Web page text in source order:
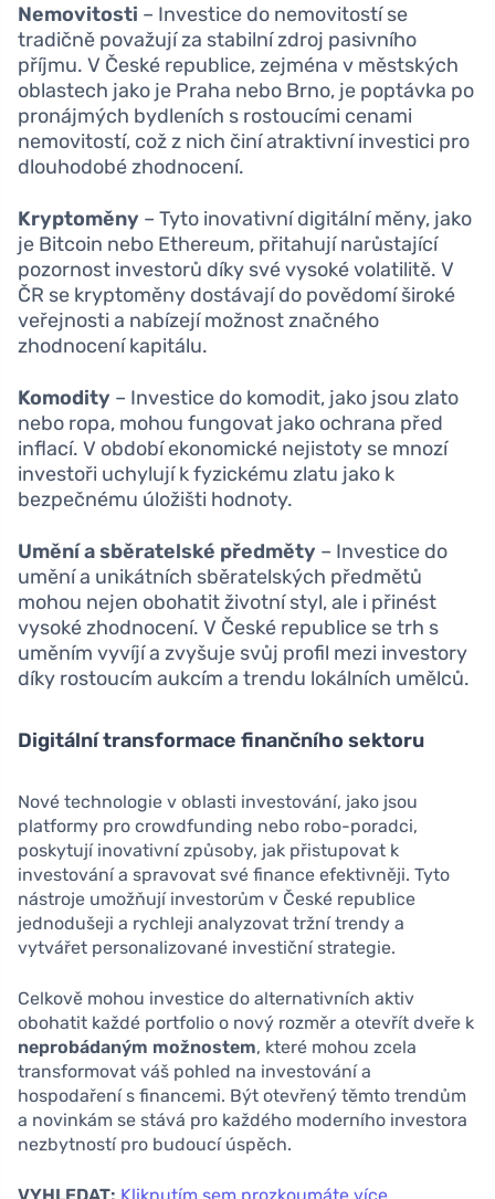
Nemovitosti – Investice do nemovitostí se
tradičně považují za stabilní zdroj pasivního
příjmu. V České republice, zejména v městských
oblastech jako je Praha nebo Brno, je poptávka po
pronájmých bydleních s rostoucími cenami
nemovitostí, což z nich činí atraktivní investici pro
dlouhodobé zhodnocení.
Kryptoměny – Tyto inovativní digitální měny, jako
je Bitcoin nebo Ethereum, přitahují narůstající
pozornost investorů díky své vysoké volatilitě. V
ČR se kryptoměny dostávají do povědomí široké
veřejnosti a nabízejí možnost značného
zhodnocení kapitálu.
Komodity – Investice do komodit, jako jsou zlato
nebo ropa, mohou fungovat jako ochrana před
inflací. V období ekonomické nejistoty se mnozí
investoři uchylují k fyzickému zlatu jako k
bezpečnému úložišti hodnoty.
Umění a sběratelské předměty – Investice do
umění a unikátních sběratelských předmětů
mohou nejen obohatit životní styl, ale i přinést
vysoké zhodnocení. V České republice se trh s
uměním vyvíjí a zvyšuje svůj profil mezi investory
díky rostoucím aukcím a trendu lokálních umělců.
Digitální transformace finančního sektoru
Nové technologie v oblasti investování, jako jsou
platformy pro crowdfunding nebo robo-poradci,
poskytují inovativní způsoby, jak přistupovat k
investování a spravovat své finance efektivněji. Tyto
nástroje umožňují investorům v České republice
jednodušeji a rychleji analyzovat tržní trendy a
vytvářet personalizované investiční strategie.
Celkově mohou investice do alternativních aktiv
obohatit každé portfolio o nový rozměr a otevřít dveře k
neprobádaným možnostem, které mohou zcela
transformovat váš pohled na investování a
hospodaření s financemi. Být otevřený těmto trendům
a novinkám se stává pro každého moderního investora
nezbytností pro budoucí úspěch.
VYHLEDAT: Kliknutím sem prozkoumáte více